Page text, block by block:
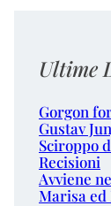
Ultime
Gorgon
Gustav
Sciroppo
Recisioni
Avviene
Marisa